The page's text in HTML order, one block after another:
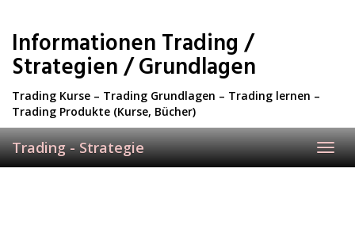
main
content
Informationen Trading /
Strategien / Grundlagen
Trading Kurse – Trading Grundlagen – Trading lernen –
Trading Produkte (Kurse, Bücher)
Trading - Strategie